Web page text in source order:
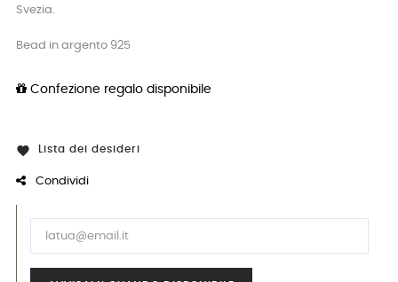
Svezia.
Bead in argento 925
Confezione regalo disponibile
 Lista dei desideri
Condividi